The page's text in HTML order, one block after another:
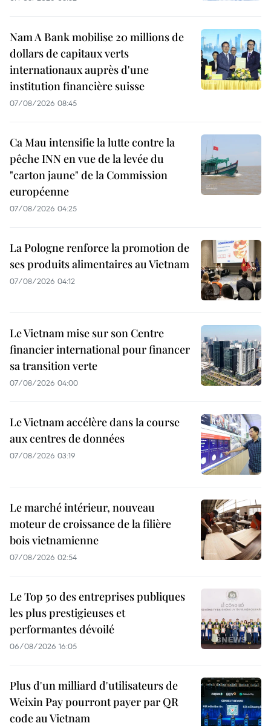
Nam A Bank mobilise 20 millions de
dollars de capitaux verts
internationaux auprès d'une
institution financière suisse
07/08/2026 08:45
Ca Mau intensifie la lutte contre la
pêche INN en vue de la levée du
"carton jaune" de la Commission
européenne
07/08/2026 04:25
La Pologne renforce la promotion de
ses produits alimentaires au Vietnam
07/08/2026 04:12
Le Vietnam mise sur son Centre
financier international pour financer
sa transition verte
07/08/2026 04:00
Le Vietnam accélère dans la course
aux centres de données
07/08/2026 03:19
Le marché intérieur, nouveau
moteur de croissance de la filière
bois vietnamienne
07/08/2026 02:54
Le Top 50 des entreprises publiques
les plus prestigieuses et
performantes dévoilé
06/08/2026 16:05
Plus d'un milliard d'utilisateurs de
Weixin Pay pourront payer par QR
code au Vietnam